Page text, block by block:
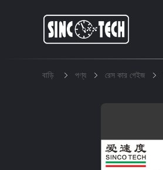
বাড়ি পণ্য রেস কার গেইজ